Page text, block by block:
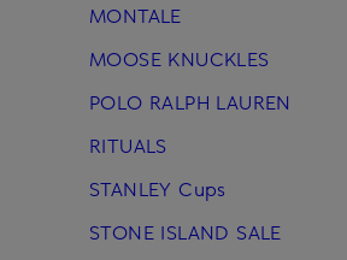
MONTALE
MOOSE KNUCKLES
POLO RALPH LAUREN
RITUALS
STANLEY Cups
STONE ISLAND SALE